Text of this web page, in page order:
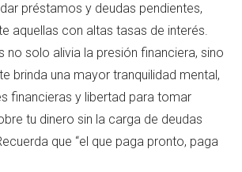
préstamos y deudas pendientes,
aquellas con altas tasas de interés.
no solo alivia la presión financiera, sino
brinda una mayor tranquilidad mental,
financieras y libertad para tomar
tu dinero sin la carga de deudas
que “el que paga pronto, paga